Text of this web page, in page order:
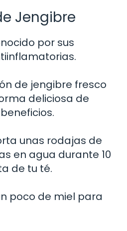
Jengibre
por sus
de jengibre fresco
deliciosa de
unas rodajas de
en agua durante 10
de tu té.
poco de miel para